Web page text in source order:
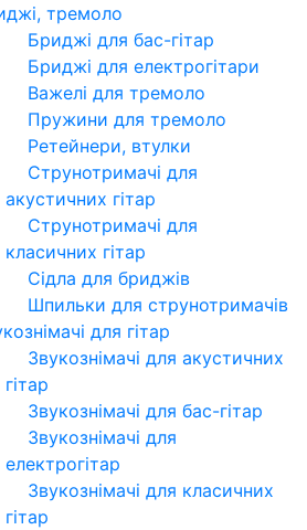
тремоло
Бриджі для бас-гітар
Бриджі для електрогітари
Важелі для тремоло
Пружини для тремоло
Ретейнери, втулки
Струнотримачі для
акустичних гітар
Струнотримачі для
класичних гітар
Сідла для бриджів
Шпильки для струнотримачів
для гітар
Звукознімачі для акустичних
гітар
Звукознімачі для бас-гітар
Звукознімачі для
електрогітар
Звукознімачі для класичних
гітар